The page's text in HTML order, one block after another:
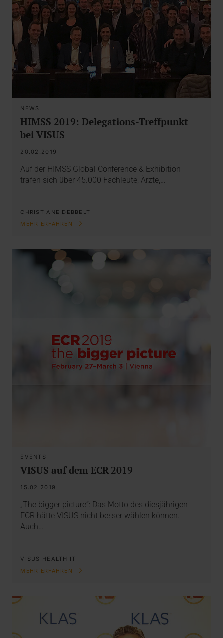
NEWS
HIMSS 2019: Delegations-Treffpunkt
bei VISUS
20.02.2019
Auf der HIMSS Global Conference & Exhibition
trafen sich über 45.000 Fachleute, Ärzte,…
CHRISTIANE DEBBELT
MEHR ERFAHREN
EVENTS
VISUS auf dem ECR 2019
15.02.2019
„The bigger picture“: Das Motto des diesjährigen
ECR hätte VISUS nicht besser wählen können.
Auch…
VISUS HEALTH IT
MEHR ERFAHREN